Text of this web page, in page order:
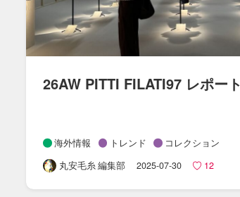
26AW PITTI FILATI97 レポート
海外情報 トレンド
コレクション
丸安毛糸 編集部
2025-07-30 12